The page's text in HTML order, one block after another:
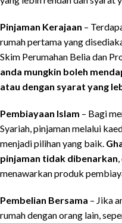
Pinjaman Kerajaan –
rumah pertama yang
Skim Perumahan Belia dan
anda mungkin boleh
atau dengan syarat yang
Pembiayaan Islam – Bagi
Syariah, pinjaman melalui
menjadi pilihan yang baik.
pinjaman tidak dibenarkan
menawarkan produk
Pembelian Bersama – Jika
rumah dengan orang lain,